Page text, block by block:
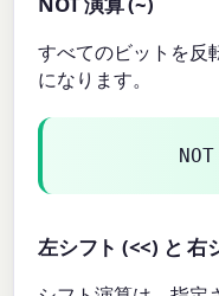
すべてのビットを反
になります。
左シフト (<<) と 右